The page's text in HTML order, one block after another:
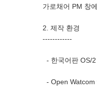
가로채어 PM 창
2. 제작 환경
------------
- 한국어판 OS/
- Open Watcom